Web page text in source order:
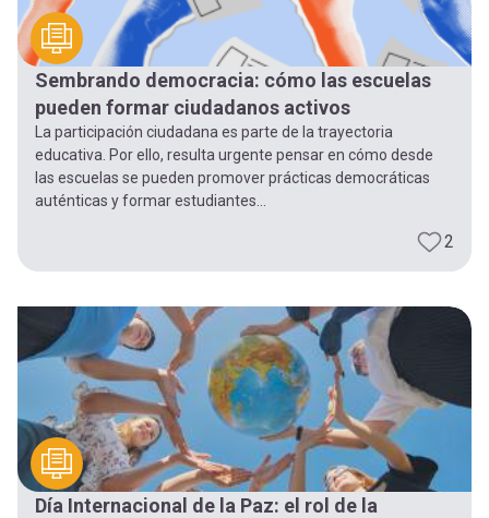
Menú
entrar
cuenta
Sembrando democracia: cómo las escuelas
pueden formar ciudadanos activos
La participación ciudadana es parte de la trayectoria
educativa. Por ello, resulta urgente pensar en cómo desde
las escuelas se pueden promover prácticas democráticas
auténticas y formar estudiantes...
2
Día Internacional de la Paz: el rol de la